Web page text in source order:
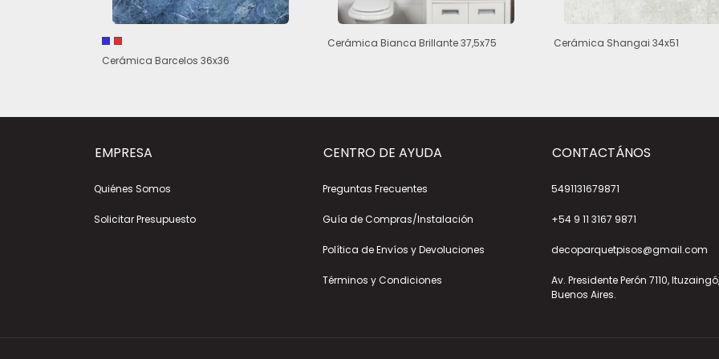
Cerámica Barcelos 36x36
Cerámica Bianca Brillante 37,5x75 Cerámica Shangai 34x51
EMPRESA
Quiénes Somos
Solicitar Presupuesto
CENTRO DE AYUDA
Preguntas Frecuentes
Guía de Compras/Instalación
Política de Envíos y Devoluciones
Términos y Condiciones
CONTACTÁNOS
5491131679871
+54 9 11 3167 9871
decoparquetpisos@gmail.com
Av. Presidente Perón 7110, Ituzaingó,
Buenos Aires.